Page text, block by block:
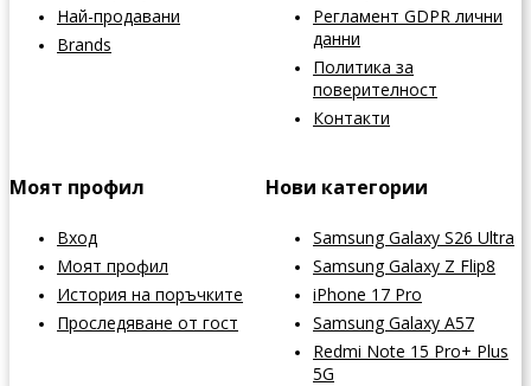
Най-продавани
Brands
Регламент GDPR лични
данни
Политика за
поверителност
Контакти
Моят профил
Вход
Моят профил
История на поръчките
Проследяване от гост
Нови категории
Samsung Galaxy S26 Ultra
Samsung Galaxy Z Flip8
iPhone 17 Pro
Samsung Galaxy A57
Redmi Note 15 Pro+ Plus
5G